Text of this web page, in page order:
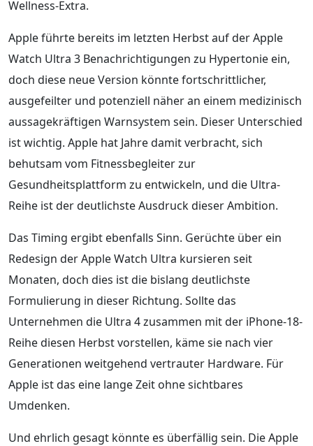
Wellness-Extra.
Apple führte bereits im letzten Herbst auf der Apple
Watch Ultra 3 Benachrichtigungen zu Hypertonie ein,
doch diese neue Version könnte fortschrittlicher,
ausgefeilter und potenziell näher an einem medizinisch
aussagekräftigen Warnsystem sein. Dieser Unterschied
ist wichtig. Apple hat Jahre damit verbracht, sich
behutsam vom Fitnessbegleiter zur
Gesundheitsplattform zu entwickeln, und die Ultra-
Reihe ist der deutlichste Ausdruck dieser Ambition.
Das Timing ergibt ebenfalls Sinn. Gerüchte über ein
Redesign der Apple Watch Ultra kursieren seit
Monaten, doch dies ist die bislang deutlichste
Formulierung in dieser Richtung. Sollte das
Unternehmen die Ultra 4 zusammen mit der iPhone-18-
Reihe diesen Herbst vorstellen, käme sie nach vier
Generationen weitgehend vertrauter Hardware. Für
Apple ist das eine lange Zeit ohne sichtbares
Umdenken.
Und ehrlich gesagt könnte es überfällig sein. Die Apple